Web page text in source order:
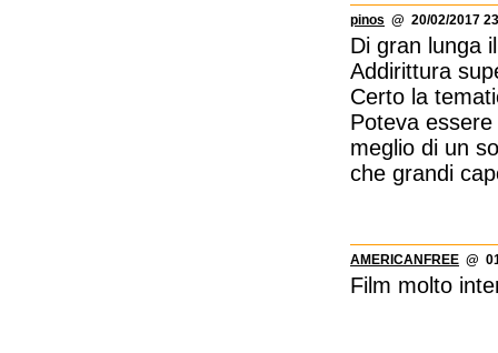
pinos @ 20/02/2017
Di gran lunga
Addirittura
Certo la
Poteva
meglio di un
che grandi
AMERICANFREE @
Film molto